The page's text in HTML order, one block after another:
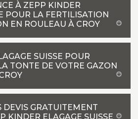
À ZEPP KINDER
POUR LA FERTILISATION
EN ROULEAU À CROY
SUISSE POUR
TONTE DE VOTRE GAZON
DEVIS GRATUITEMENT
KINDER ELAGAGE SUISSE